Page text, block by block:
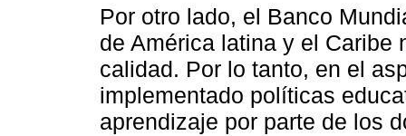
Por otro lado, el Banco
de América latina y el Caribe
calidad. Por lo tanto, en el
implementado políticas
aprendizaje por parte de los